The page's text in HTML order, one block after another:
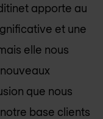
apporte au
et une
elle nous
que nous
base clients